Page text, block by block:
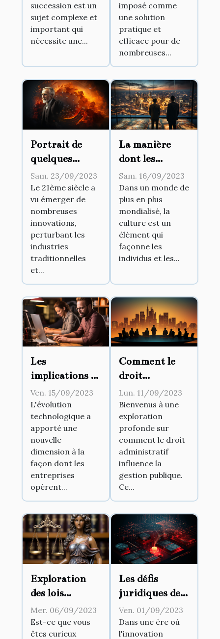
succession est un
sujet complexe et
important qui
nécessite une...
imposé comme
une solution
pratique et
efficace pour de
nombreuses...
Portrait de
quelques
pionniers
d'affaires
ayant marqué
le 21ème siècle
Sam. 23/09/2023
Le 21ème siècle a
vu émerger de
nombreuses
innovations,
perturbant les
industries
traditionnelles
et...
La manière
dont les
tendances
culturelles
influencent la
gestion
d'entreprise
Sam. 16/09/2023
Dans un monde de
plus en plus
mondialisé, la
culture est un
élément qui
façonne les
individus et les...
Les
implications de
la
digitalisation
des documents
légaux pour les
entreprises
Ven. 15/09/2023
L'évolution
technologique a
apporté une
nouvelle
dimension à la
façon dont les
entreprises
opèrent...
Comment le
droit
administratif
influence la
gestion
publique
Lun. 11/09/2023
Bienvenus à une
exploration
profonde sur
comment le droit
administratif
influence la
gestion publique.
Ce...
Exploration
des lois
insolites en
France
Mer. 06/09/2023
Est-ce que vous
êtes curieux
Les défis
juridiques de
l'innovation
technologique
Ven. 01/09/2023
Dans une ère où
l'innovation